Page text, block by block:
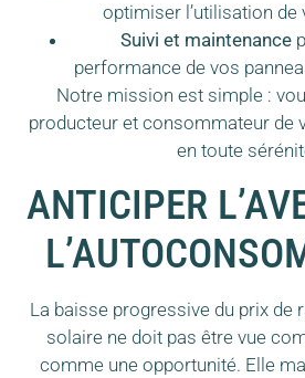
optimiser l’utilisation
Suivi et maintenance
performance de vos
Notre mission est simple :
producteur et consommateur de
en toute
ANTICIPER
La baisse progressive du prix de
solaire ne doit pas être vue
comme une opportunité. Elle